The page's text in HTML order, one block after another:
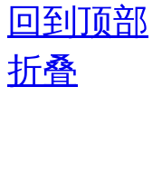
回到顶部
折叠